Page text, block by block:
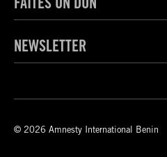
NEWSLETTER
© 2026 Amnesty International Benin